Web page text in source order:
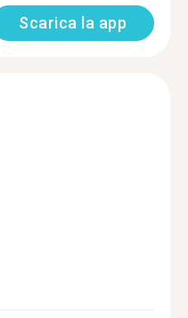
Scarica la app